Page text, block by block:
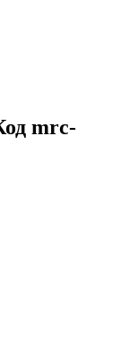
mrc-